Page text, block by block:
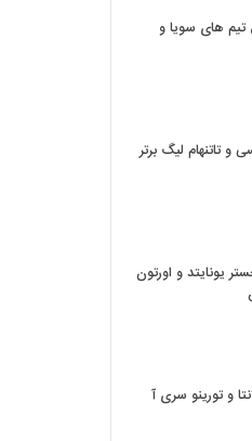
تیم های سویا و
و تاتنهام لیگ برتر
یونایتد و اورتون
و تورینو سری آ